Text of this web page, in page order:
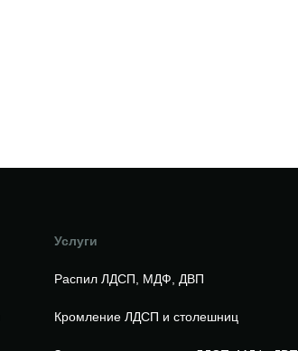
Услуги
Распил ЛДСП, МДФ, ДВП
Кромление ЛДСП и столешниц